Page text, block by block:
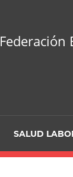
Federación
SALUD